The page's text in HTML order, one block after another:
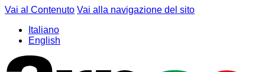
Vai al Contenuto Vai alla navigazione del sito
Italiano
English